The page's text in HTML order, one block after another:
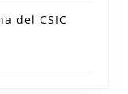
del CSIC